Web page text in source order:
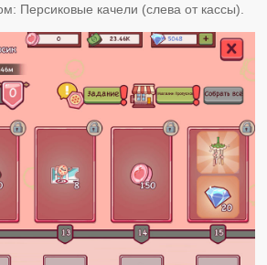
Персиковые качели (слева от кассы).